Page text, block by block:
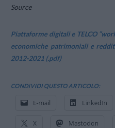
Source
Piattaforme digitali e TELCO
economiche patrimoniali e
2012-2021 (.pdf)
CONDIVIDI QUESTO ARTICOLO:
E-mail LinkedIn
X Mastodon